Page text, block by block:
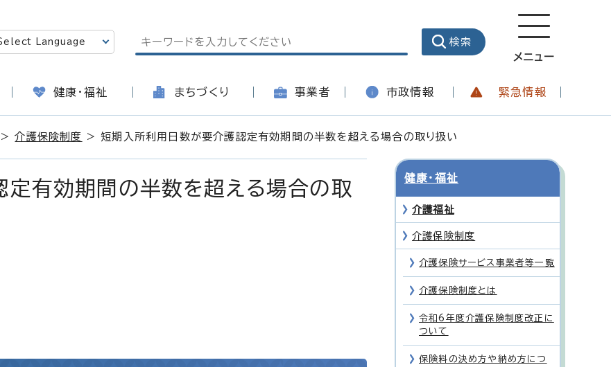
メニュー
健康・福祉 まちづくり 事業者 市政情報 緊急情報
>介護保険制度 > 短期入所利用日数が要介護認定有効期間の半数を超える場合の取り扱い
有効期間の半数を超える場合の取
健康・福祉
介護福祉
介護保険制度
介護保険サービス事業者等一覧
介護保険制度とは
令和6年度介護保険制度改正に
ついて
保険料の決め方や納め方につ